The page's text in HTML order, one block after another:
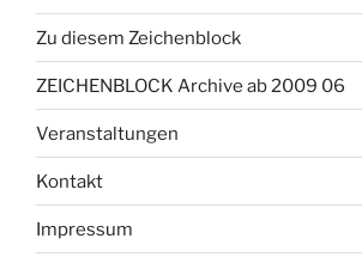
Zu diesem Zeichenblock
ZEICHENBLOCK Archive ab 2009 06
Veranstaltungen
Kontakt
Impressum